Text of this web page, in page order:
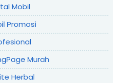
Mobil
Promosi
Murah
Herbal